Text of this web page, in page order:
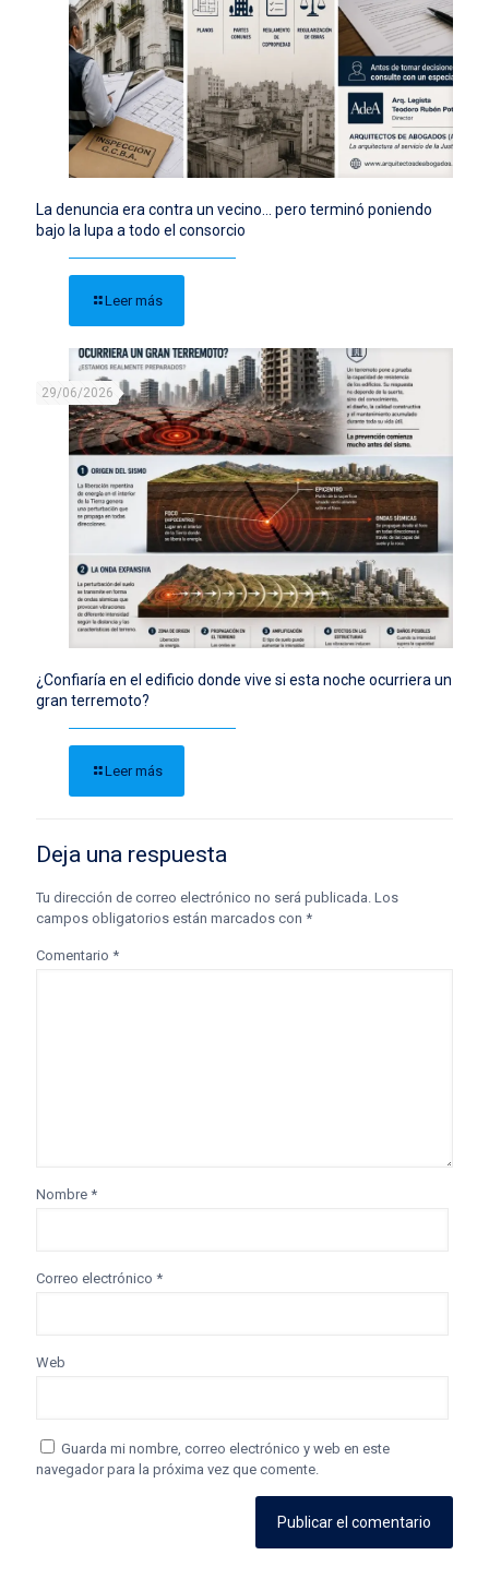
La denuncia era contra un vecino… pero terminó poniendo
bajo la lupa a todo el consorcio
Leer más
29/06/2026
¿Confiaría en el edificio donde vive si esta noche ocurriera un
gran terremoto?
Leer más
Deja una respuesta
Tu dirección de correo electrónico no será publicada. Los
campos obligatorios están marcados con *
Comentario *
Nombre *
Correo electrónico *
Web
Guarda mi nombre, correo electrónico y web en este
navegador para la próxima vez que comente.